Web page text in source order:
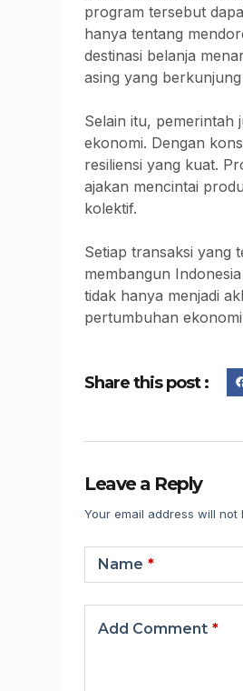
program tersebut
hanya tentang
destinasi belanja
asing yang
Selain itu, pemerintah
ekonomi. Dengan
resiliensi yang kuat.
ajakan mencintai
kolektif.
Setiap transaksi yang
membangun
tidak hanya menjadi
pertumbuhan
Share this post :
Leave a Reply
Your email address will not
Name *
Add Comment *